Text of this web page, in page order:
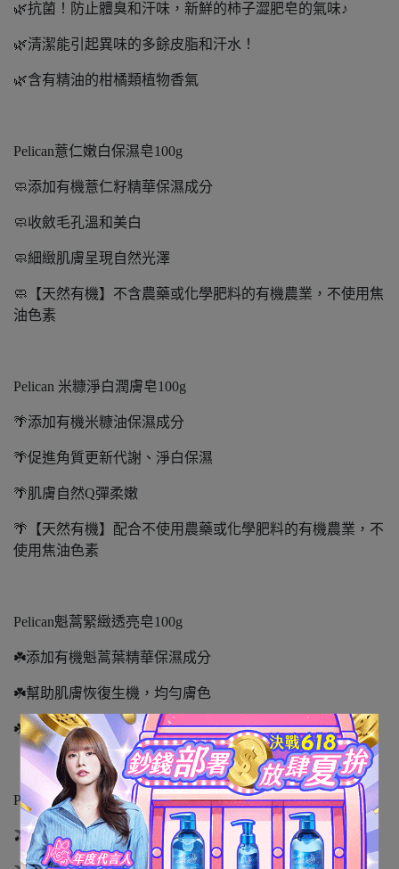
🌿抗菌！防止體臭和汗味，新鮮的柿子澀肥皂的氣味♪
🌿清潔能引起異味的多餘皮脂和汗水！
🌿含有精油的柑橘類植物香氣
Pelican薏仁嫩白保濕皂100g
🧼添加有機薏仁籽精華保濕成分
🧼收斂毛孔溫和美白
🧼細緻肌膚呈現自然光澤
🧼【天然有機】不含農藥或化學肥料的有機農業，不使用焦
油色素
Pelican 米糠淨白潤膚皂100g
🌴添加有機米糠油保濕成分
🌴促進角質更新代謝、淨白保濕
🌴肌膚自然Q彈柔嫩
🌴【天然有機】配合不使用農藥或化學肥料的有機農業，不
使用焦油色素
Pelican魁蒿緊緻透亮皂100g
☘️添加有機魁蒿葉精華保濕成分
☘️幫助肌膚恢復生機，均勻膚色
☘️肌膚緊緻透亮
Pelican橄欖油滋養皂80g
🫒添加〝橄欖油〞和〝橄欖葉精華〞打造水潤透明肌